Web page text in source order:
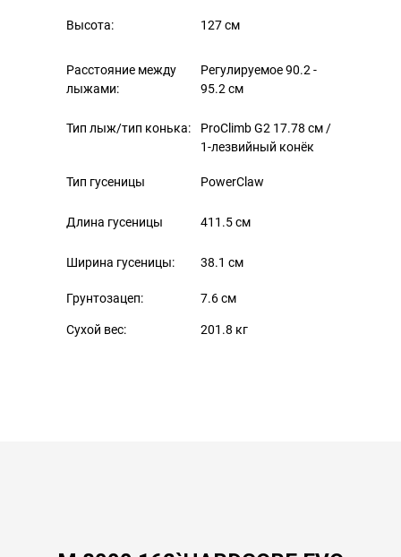
Высота: 127 см
Расстояние между
лыжами:
Регулируемое 90.2 -
95.2 см
Тип лыж/тип конька:
ProClimb G2 17.78 cм /
1-лезвийный конёк
Тип гусеницы PowerClaw
Длина гусеницы 411.5 см
Ширина гусеницы: 38.1 см
Грунтозацеп: 7.6 см
Сухой вес: 201.8 кг